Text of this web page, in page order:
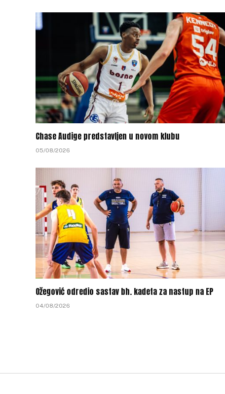
Chase Audige predstavljen u novom klubu
05/08/2026
Ožegović odredio sastav bh. kadeta za nastup na EP
04/08/2026